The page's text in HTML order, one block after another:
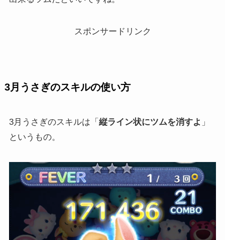
スポンサードリンク
3月うさぎのスキルの使い方
3月うさぎのスキルは「 縦ライン状にツムを消すよ 」
というもの。